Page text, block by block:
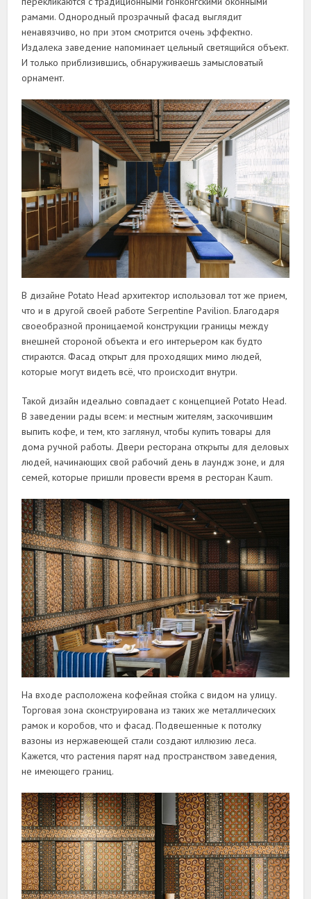
рамами. Однородный прозрачный фасад выглядит
ненавязчиво, но при этом смотрится очень эффектно.
Издалека заведение напоминает цельный светящийся объект.
И только приблизившись, обнаруживаешь замысловатый
орнамент.
В дизайне Potato Head архитектор использовал тот же прием,
что и в другой своей работе Serpentine Pavilion. Благодаря
своеобразной проницаемой конструкции границы между
внешней стороной объекта и его интерьером как будто
стираются. Фасад открыт для проходящих мимо людей,
которые могут видеть всë, что происходит внутри.
Такой дизайн идеально совпадает с концепцией Potato Head.
В заведении рады всем: и местным жителям, заскочившим
выпить кофе, и тем, кто заглянул, чтобы купить товары для
дома ручной работы. Двери ресторана открыты для деловых
людей, начинающих свой рабочий день в лаундж зоне, и для
семей, которые пришли провести время в ресторан Kaum.
На входе расположена кофейная стойка с видом на улицу.
Торговая зона сконструирована из таких же металлических
рамок и коробов, что и фасад. Подвешенные к потолку
вазоны из нержавеющей стали создают иллюзию леса.
Кажется, что растения парят над пространством заведения,
не имеющего границ.